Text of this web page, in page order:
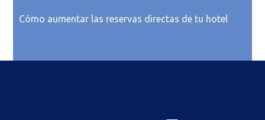
Cómo aumentar las reservas directas de tu hotel